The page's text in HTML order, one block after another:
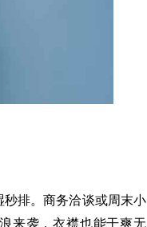
排。商务洽谈或周末小
来袭，衣襟也能干爽无